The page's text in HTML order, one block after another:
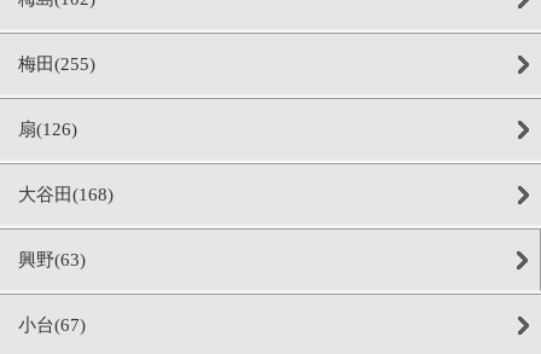
梅田(255)
扇(126)
大谷田(168)
興野(63)
小台(67)